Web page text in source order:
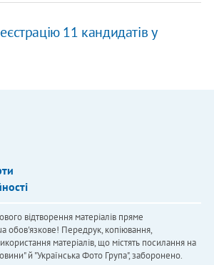
11 кандидатів у
відтворення матеріалів пряме
обов'язкове! Передрук, копіювання,
матеріалів, що містять посилання на
й "Українська Фото Група", заборонено.